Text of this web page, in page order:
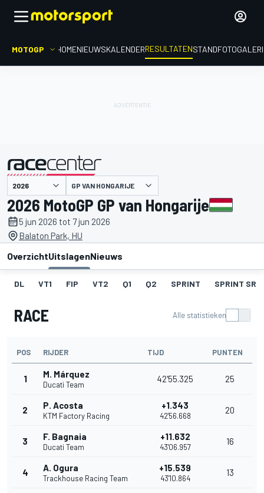
MOTOGP HOMENIEUWSKALENDERRESULTATENSTAND
gepresenteerd door GP VAN HONGARIJE
2026 MotoGP GP van Hongarije
5 jun 2026 tot 7 jun 2026
Balaton Park, HU
OverzichtUitslagenNieuws
DL VT1 FIP VT2 Q1 Q2 SPRINT SPRINT SR
RACE Alle statistieken
POS RIJDER TIJD PUNTEN
1 M. Márquez
Ducati Team
42'55.325 25
2 P. Acosta
KTM Factory Racing
+1.343
42'56.668
20
3 F. Bagnaia
Ducati Team
+11.632
43'06.957
16
4 A. Ogura
Trackhouse Racing Team
+15.539
43'10.864
13